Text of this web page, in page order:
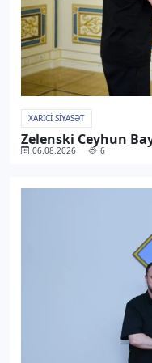
XARICI SIYASƏT
Zelenski Ceyhun
06.08.2026 6